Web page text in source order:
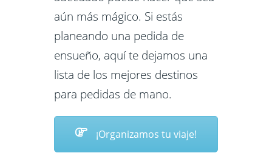
aún más mágico. Si estás
planeando una pedida de
ensueño, aquí te dejamos una
lista de los mejores destinos
para pedidas de mano.
¡Organizamos tu viaje!